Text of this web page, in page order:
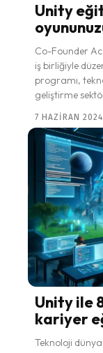
Unity
Co-Founder
iş birliğiyle
programı,
geliştirme
7 HAZIRAN
Unity ile
kariyer
Teknoloji